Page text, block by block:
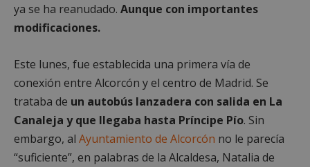
ya se ha reanudado. Aunque con importantes
modificaciones.
Este lunes, fue establecida una primera vía de
conexión entre Alcorcón y el centro de Madrid. Se
trataba de un autobús lanzadera con salida en La
Canaleja y que llegaba hasta Príncipe Pío. Sin
embargo, al Ayuntamiento de Alcorcón no le parecía
“suficiente”, en palabras de la Alcaldesa, Natalia de